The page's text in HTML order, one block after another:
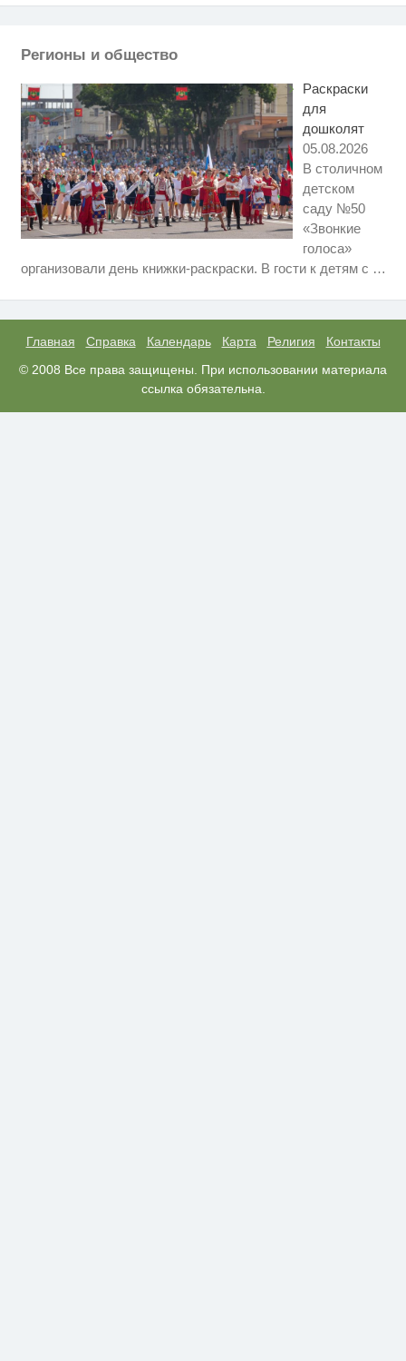
Регионы и общество
Раскраски
для
дошколят
05.08.2026
В столичном
детском
саду №50
«Звонкие
голоса»
организовали день книжки-раскраски. В гости к детям с …
Главная Справка Календарь Карта Религия
Контакты
© 2008 Все права защищены. При использовании материала
ссылка обязательна.
Королева вагона отожгла! Видео
Ролик из Омска: вы будете
Крыма: Что люди вытворяют,
i
Ролик длится пару секунд, но
вы будете в шоке от увиденного